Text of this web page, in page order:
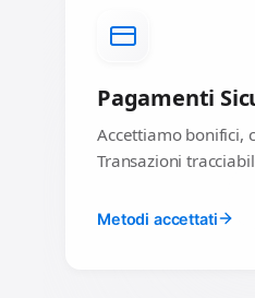
Pagamenti
Accettiamo bonifici,
Transazioni
Metodi accettati